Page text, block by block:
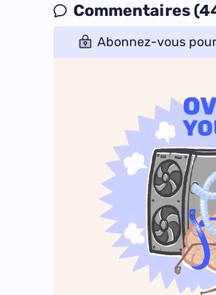
Commentaires
Abonnez-vous